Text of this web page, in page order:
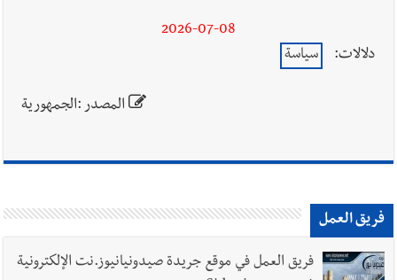
2026-07-08
دلالات:
سياسة
المصدر :الجمهورية
فريق العمل
فريق العمل في موقع جريدة صيدونيانيوز.نت الإلكترونية